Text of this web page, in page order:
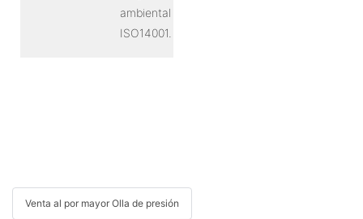
ambiental
ISO14001.
Venta al por mayor Olla de presión